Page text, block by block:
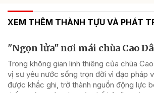
XEM THÊM THÀNH TỰU VÀ PHÁT
"Ngọn lửa" nơi mái chùa Cao
Trong không gian linh thiêng của chùa
vị sư yêu nước sống trọn đời vì đạo pháp
được khắc ghi, trở thành nguồn động lực